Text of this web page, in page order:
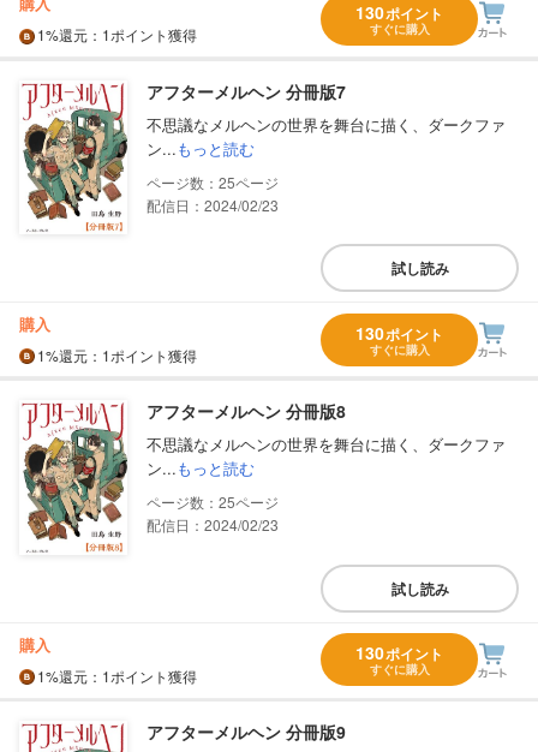
1%還元 ：1ポイント獲得
130ポイント
すぐに購入
アフターメルヘン 分冊版7
不思議なメルヘンの世界を舞台に描く、ダークファ
ン...もっと読む
25
配信日：2024/02/23
試し読み
購入
1%還元 ：1ポイント獲得
130ポイント
すぐに購入
アフターメルヘン 分冊版8
不思議なメルヘンの世界を舞台に描く、ダークファ
ン...もっと読む
25
配信日：2024/02/23
試し読み
購入
1%還元 ：1ポイント獲得
130ポイント
すぐに購入
アフターメルヘン 分冊版9